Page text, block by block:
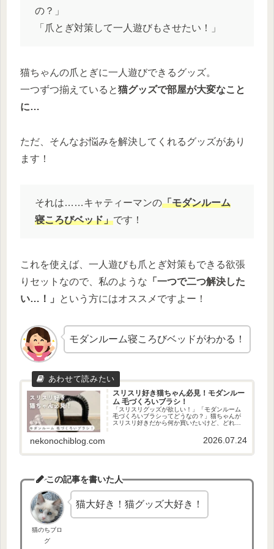
の？」
「爪とぎ対策して一人遊びもさせたい！」
猫ちゃんの爪とぎに一人遊びできるグッズ。
一つずつ揃えていると猫グッズで部屋が大変なこと
に…
ただ、そんなお悩みを解決してくれるグッズがあり
ます！
それは……キャティーマンの「モダンルーム
寝ころびベッド」です！
これを使えば、一人遊びも爪とぎ対策もできる欲張
りセットなので、私のような 「一つで二つ解決した
い…！」
という方にはオススメですよー！
モダンルーム寝ころびベッドがわかる！
スリスリ好き猫ちゃん必見！モダンルー
ム 毛づくろいブラシ！
「スリスリグッズが欲しい！」「モダンルーム
毛づくろいブラシってどうなの？」猫ちゃんが
スリスリ好きだから何か買いたいけど、どれを
いか分かりづらいですよね。ということで、今
nekonochiblog.com 2026.07.24
この記事を書いた人
猫のちブロ
グ
猫大好き！猫グッズ大好き！